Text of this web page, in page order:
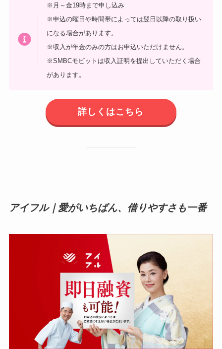
※月～金19時まで申し込み
※申込の曜日や時間帯によっては翌日以降の取り扱い
になる場合があります。
※収入が年金のみの方はお申込いただけません。
※SMBCモビットは収入証明を提出していただく場合
があります。
詳しくはこちら
アイフル｜ 愛がいちばん、借りやすさも一番